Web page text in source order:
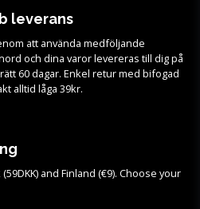
leverans
att använda medföljande
och dina varor levereras till dig på
60 dagar. Enkel retur med bifogad
alltid låga 39kr.
and Finland (€9). Choose your